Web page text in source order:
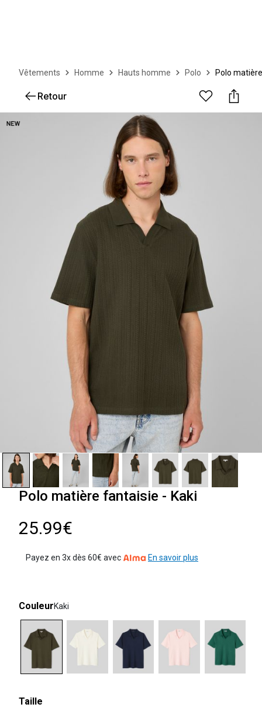
Vêtements Homme Hauts homme Polo Polo
Retour
Polo matière fantaisie - Kaki
25.99€
Payez en 3x dès 60€ avec En savoir plus
CouleurKaki
Taille